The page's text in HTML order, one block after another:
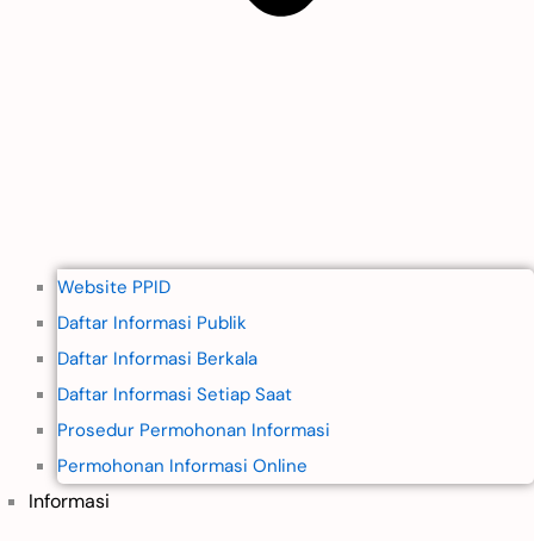
Website PPID
Daftar Informasi Publik
Daftar Informasi Berkala
Daftar Informasi Setiap Saat
Prosedur Permohonan Informasi
Permohonan Informasi Online
Informasi